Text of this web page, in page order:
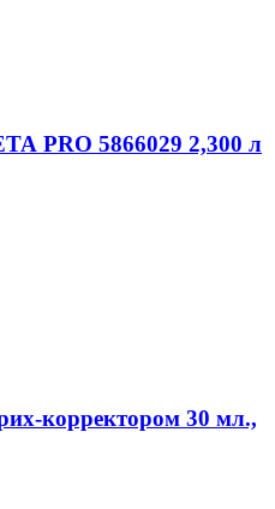
PRO 5866029 2,300 л
корректором 30 мл.,